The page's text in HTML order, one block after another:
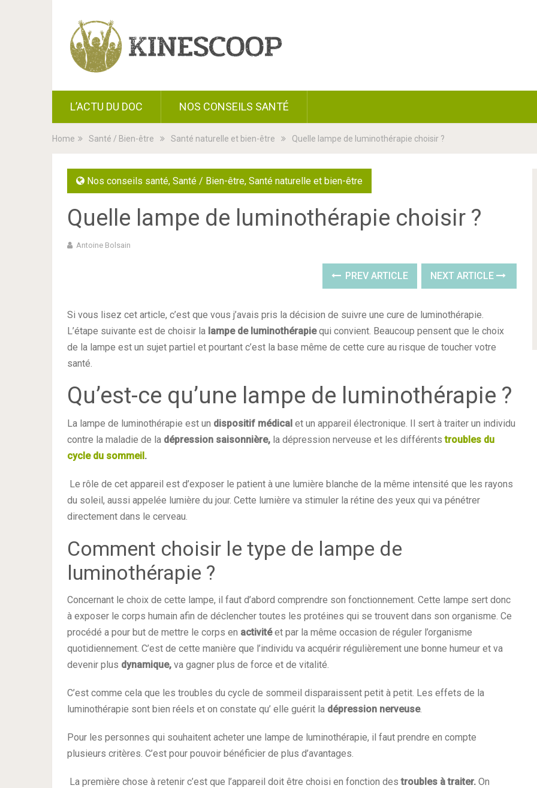
L’ACTU DU DOC NOS CONSEILS SANTÉ
Home Santé / Bien-être Santé naturelle et bien-être Quelle lampe de luminothérapie choisir ?
Nos conseils santé, Santé / Bien-être, Santé naturelle et bien-être
Quelle lampe de luminothérapie choisir ?
Antoine Bolsain
PREV ARTICLE NEXT ARTICLE
Si vous lisez cet article, c’est que vous j’avais pris la décision de suivre une cure de luminothérapie.
L’étape suivante est de choisir la lampe de luminothérapiequi convient. Beaucoup pensent que le choix
de la lampe est un sujet partiel et pourtant c’est la base même de cette cure au risque de toucher votre
santé.
Qu’est-ce qu’une lampe de luminothérapie ?
La lampe de luminothérapie est un dispositif médical et un appareil électronique. Il sert à traiter un individu
contre la maladie de la dépression saisonnière, la dépression nerveuse et les différentstroubles du
cycle du sommeil.
Le rôle de cet appareil est d’exposer le patient à une lumière blanche de la même intensité que les rayons
du soleil, aussi appelée lumière du jour. Cette lumière va stimuler la rétine des yeux qui va pénétrer
directement dans le cerveau.
Comment choisir le type de lampe de
luminothérapie ?
Concernant le choix de cette lampe, il faut d’abord comprendre son fonctionnement. Cette lampe sert donc
à exposer le corps humain afin de déclencher toutes les protéines qui se trouvent dans son organisme. Ce
procédé a pour but de mettre le corps en activitéet par la même occasion de réguler l’organisme
quotidiennement. C’est de cette manière que l’individu va acquérir régulièrement une bonne humeur et va
devenir plus dynamique, va gagner plus de force et de vitalité.
C’est comme cela que les troubles du cycle de sommeil disparaissent petit à petit. Les effets de la
luminothérapie sont bien réels et on constate qu’ elle guérit la dépression nerveuse.
Pour les personnes qui souhaitent acheter une lampe de luminothérapie, il faut prendre en compte
plusieurs critères. C’est pour pouvoir bénéficier de plus d’avantages.
La première chose à retenir c’est que l’appareil doit être choisi en fonction destroubles à traiter. On